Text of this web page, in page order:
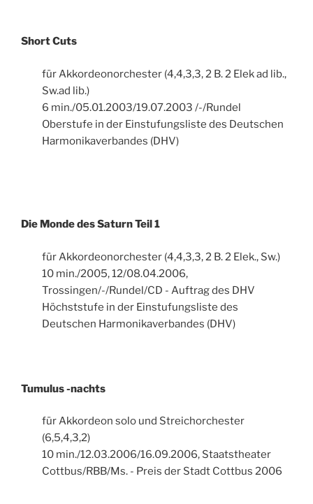
Short Cuts
für Akkordeonorchester (4,4,3,3, 2 B. 2 Elek ad lib.,
Sw.ad lib.)
6 min./05.01.2003/19.07.2003 /-/Rundel
Oberstufe in der Einstufungsliste des Deutschen
Harmonikaverbandes (DHV)
Die Monde des Saturn Teil 1
für Akkordeonorchester (4,4,3,3, 2 B. 2 Elek., Sw.)
10 min./2005, 12/08.04.2006,
Trossingen/-/Rundel/CD - Auftrag des DHV
Höchststufe in der Einstufungsliste des
Deutschen Harmonikaverbandes (DHV)
Tumulus -nachts
für Akkordeon solo und Streichorchester
(6,5,4,3,2)
10 min./12.03.2006/16.09.2006, Staatstheater
Cottbus/RBB/Ms. - Preis der Stadt Cottbus 2006